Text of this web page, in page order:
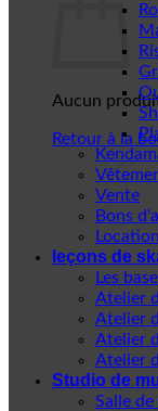
Aucun
Retour à la
Vente
Bons
Location
leçons de
Les
Atelier
Atelier
Atelier
Atelier
Studio de
Salle